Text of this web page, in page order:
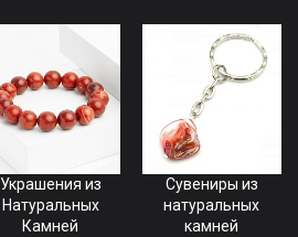
Украшения из
Натуральных
Камней
Сувениры из
натуральных
камней